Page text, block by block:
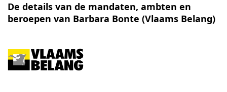
De details van de mandaten, ambten en
beroepen van Barbara Bonte (Vlaams Belang)